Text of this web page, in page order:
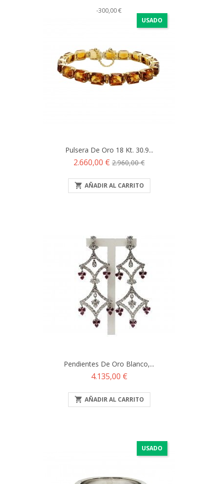
USADO
-300,00 €
Pulsera De Oro 18 Kt. 30.9...
Precio
2.660,00 € Precio
2.960,00 €
 AÑADIR AL CARRITO
Pendientes De Oro Blanco,...
Precio
4.135,00 €
 AÑADIR AL CARRITO
USADO